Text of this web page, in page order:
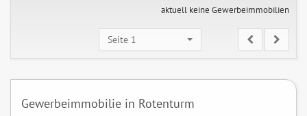
aktuell keine Gewerbeimmobilien
Seite 1
Gewerbeimmobilie in Rotenturm